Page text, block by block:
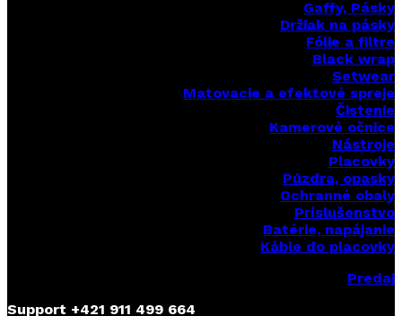
Gaffy, Pásky
Držiak na pásky
Fólie a filtre
Black wrap
Setwear
Matovacie a efektové spreje
Čistenie
Kamerové očnice
Nástroje
Placovky
Púzdra, opasky
Ochranné obaly
Príslušenstvo
Batérie, napájanie
Káble do placovky
Predaj
Support +421 911 499 664